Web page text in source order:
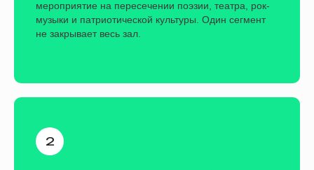
мероприятие на пересечении поэзии, театра, рок-
музыки и патриотической культуры. Один сегмент
не закрывает весь зал.